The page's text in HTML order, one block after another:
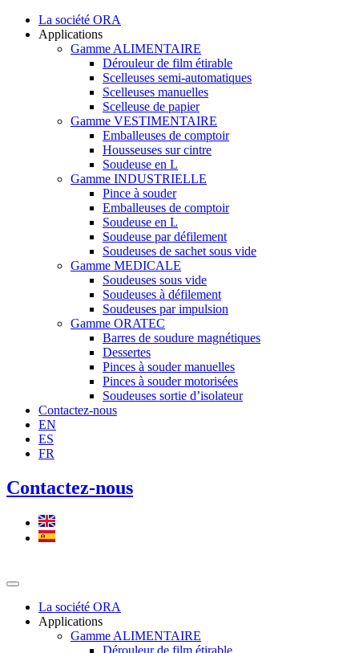
La société ORA
Applications
Gamme ALIMENTAIRE
Dérouleur de film étirable
Scelleuses semi-automatiques
Scelleuses manuelles
Scelleuse de papier
Gamme VESTIMENTAIRE
Emballeuses de comptoir
Housseuses sur cintre
Soudeuse en L
Gamme INDUSTRIELLE
Pince à souder
Emballeuses de comptoir
Soudeuse en L
Soudeuse par défilement
Soudeuses de sachet sous vide
Gamme MEDICALE
Soudeuses sous vide
Soudeuses à défilement
Soudeuses par impulsion
Gamme ORATEC
Barres de soudure magnétiques
Dessertes
Pinces à souder manuelles
Pinces à souder motorisées
Soudeuses sortie d’isolateur
Contactez-nous
EN
ES
FR
Contactez-nous
La société ORA
Applications
Gamme ALIMENTAIRE
Dérouleur de film étirable